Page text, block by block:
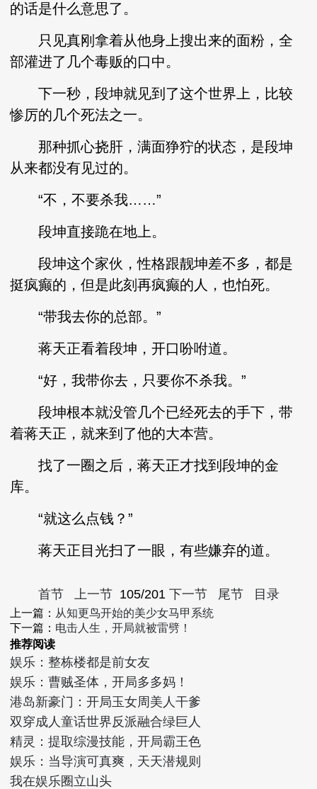
的话是什么意思了。
只见真刚拿着从他身上搜出来的面粉，全
部灌进了几个毒贩的口中。
下一秒，段坤就见到了这个世界上，比较
惨厉的几个死法之一。
那种抓心挠肝，满面狰狞的状态，是段坤
从来都没有见过的。
“不，不要杀我……”
段坤直接跪在地上。
段坤这个家伙，性格跟靓坤差不多，都是
挺疯癫的，但是此刻再疯癫的人，也怕死。
“带我去你的总部。”
蒋天正看着段坤，开口吩咐道。
“好，我带你去，只要你不杀我。”
段坤根本就没管几个已经死去的手下，带
着蒋天正，就来到了他的大本营。
找了一圈之后，蒋天正才找到段坤的金
库。
“就这么点钱？”
蒋天正目光扫了一眼，有些嫌弃的道。
首节 上一节 105/201 下一节 尾节 目录
上一篇： 从知更鸟开始的美少女马甲系统
下一篇： 电击人生，开局就被雷劈！
推荐阅读
娱乐：整栋楼都是前女友
娱乐：曹贼圣体，开局多多妈！
港岛新豪门：开局玉女周美人干爹
双穿成人童话世界反派融合绿巨人
精灵：提取综漫技能，开局霸王色
娱乐：当导演可真爽，天天潜规则
我在娱乐圈立山头